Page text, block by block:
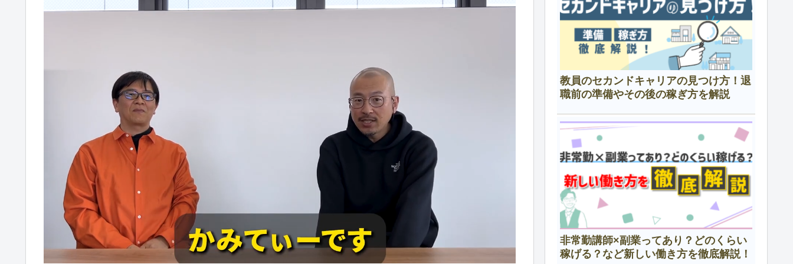
教員のセカンドキャリアの見つけ方！退
職前の準備やその後の稼ぎ方を解説
非常勤講師×副業ってあり？どのくらい
稼げる？など新しい働き方を徹底解説！